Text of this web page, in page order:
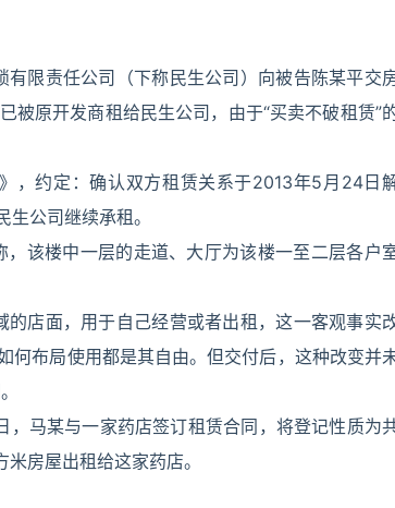
限责任公司（下称民生公司）向被告陈某平交
被原开发商租给民生公司，由于“买卖不破租赁”
，约定：确认双方租赁关系于2013年5月24日
公司继续承租。
该楼中一层的走道、大厅为该楼一至二层各户
店面，用于自己经营或者出租，这一客观事实
何布局使用都是其自由。但交付后，这种改变并
马某与一家药店签订租赁合同，将登记性质为
房屋出租给这家药店。